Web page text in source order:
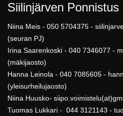
Siilinjärven Ponnistus
Niina Meis - 050 5704375 -
(seuran PJ)
Irina Saarenkoski - 040 7346077 -
(mäkijaosto)
Hanna Leinola - 040 7085605 -
(yleisurheilujaosto)
Niina Huusko-
Tuomas Lukkari - 044 3121143 -